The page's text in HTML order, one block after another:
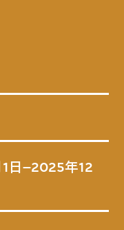
日–2025年12